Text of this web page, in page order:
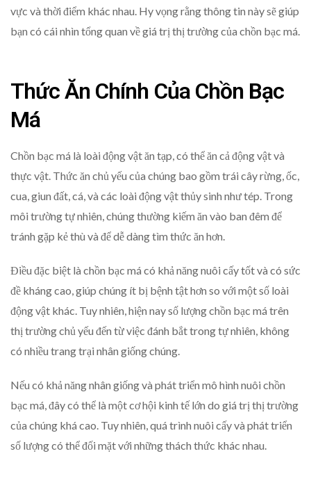
vực và thời điểm khác nhau. Hy vọng rằng thông tin này sẽ giúp
bạn có cái nhìn tổng quan về giá trị thị trường của chồn bạc má.
Thức Ăn Chính Của Chồn Bạc
Má
Chồn bạc má là loài động vật ăn tạp, có thể ăn cả động vật và
thực vật. Thức ăn chủ yếu của chúng bao gồm trái cây rừng, ốc,
cua, giun đất, cá, và các loài động vật thủy sinh như tép. Trong
môi trường tự nhiên, chúng thường kiếm ăn vào ban đêm để
tránh gặp kẻ thù và để dễ dàng tìm thức ăn hơn.
Điều đặc biệt là chồn bạc má có khả năng nuôi cấy tốt và có sức
đề kháng cao, giúp chúng ít bị bệnh tật hơn so với một số loài
động vật khác. Tuy nhiên, hiện nay số lượng chồn bạc má trên
thị trường chủ yếu đến từ việc đánh bắt trong tự nhiên, không
có nhiều trang trại nhân giống chúng.
Nếu có khả năng nhân giống và phát triển mô hình nuôi chồn
bạc má, đây có thể là một cơ hội kinh tế lớn do giá trị thị trường
của chúng khá cao. Tuy nhiên, quá trình nuôi cấy và phát triển
số lượng có thể đối mặt với những thách thức khác nhau.